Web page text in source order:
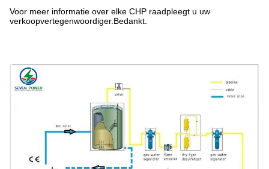
Voor meer informatie over elke CHP raadpleegt u uw
verkoopvertegenwoordiger.Bedankt.